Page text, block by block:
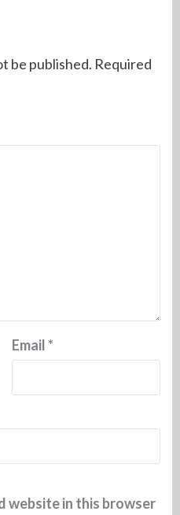
be published. Required
Email*
website in this browser